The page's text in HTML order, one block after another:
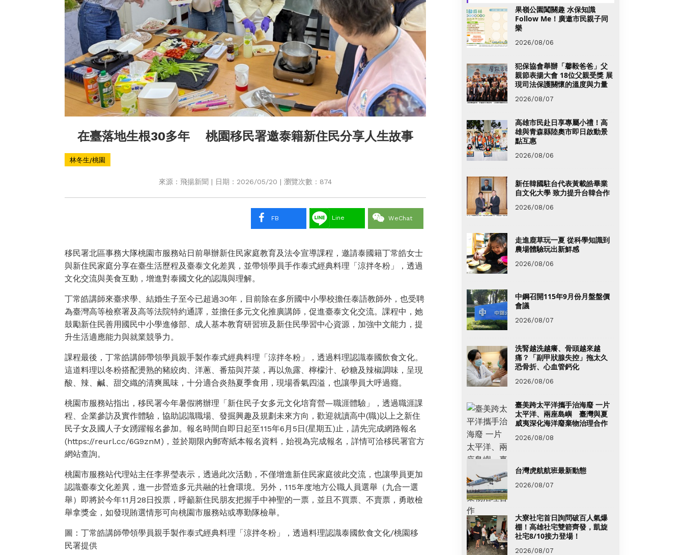
在臺落地生根30多年 桃園移民署邀泰籍新住民分享人生故事
林冬生/桃園
來源：飛揚新聞 | 日期：2026/05/20 | 瀏覽次數：874
FB Line WeChat
移民署北區事務大隊桃園市服務站日前舉辦新住民家庭教育及法令宣導課程，邀請泰國籍丁常皓女士
與新住民家庭分享在臺生活歷程及臺泰文化差異，並帶領學員手作泰式經典料理「涼拌冬粉」，透過
文化交流與美食互動，增進對泰國文化的認識與理解。
丁常皓講師來臺求學、結婚生子至今已超過30年，目前除在多所國中小學校擔任泰語教師外，也受聘
為臺灣高等檢察署及高等法院特約通譯，並擔任多元文化推廣講師，促進臺泰文化交流。課程中，她
鼓勵新住民善用國民中小學進修部、成人基本教育研習班及新住民學習中心資源，加強中文能力，提
升生活適應能力與就業競爭力。
課程最後，丁常皓講師帶領學員親手製作泰式經典料理「涼拌冬粉」，透過料理認識泰國飲食文化。
這道料理以冬粉搭配燙熟的豬絞肉、洋蔥、番茄與芹菜，再以魚露、檸檬汁、砂糖及辣椒調味，呈現
酸、辣、鹹、甜交織的清爽風味，十分適合炎熱夏季食用，現場香氣四溢，也讓學員大呼過癮。
桃園市服務站指出，移民署今年暑假將辦理「新住民子女多元文化培育營—職涯體驗」，透過職涯課
程、企業參訪及實作體驗，協助認識職場、發掘興趣及規劃未來方向，歡迎就讀高中(職)以上之新住
民子女及國人子女踴躍報名參加。報名時間自即日起至115年6月5日(星期五)止，請先完成網路報名
(https://reurl.cc/6G9znM)，並於期限內郵寄紙本報名資料，始視為完成報名，詳情可洽移民署官方
網站查詢。
桃園市服務站代理站主任李界瑩表示，透過此次活動，不僅增進新住民家庭彼此交流，也讓學員更加
認識臺泰文化差異，進一步營造多元共融的社會環境。另外，115年度地方公職人員選舉（九合一選
舉）即將於今年11月28日投票，呼籲新住民朋友把握手中神聖的一票，並且不買票、不賣票，勇敢檢
舉拿獎金，如發現賄選情形可向桃園市服務站或專勤隊檢舉。
圖：丁常皓講師帶領學員親手製作泰式經典料理「涼拌冬粉」，透過料理認識泰國飲食文化/桃園移
民署提供
果嶺公園闖關趣 水保知識
Follow Me！廣邀市民親子同
樂
2026/08/06
犯保協會舉辦「馨毅爸爸」父
親節表揚大會 18位父親受獎 展
現司法保護關懷的溫度與力量
2026/08/07
高雄市民赴日享專屬小禮！高
雄與青森縣陸奧市即日啟動景
點互惠
2026/08/06
新任韓國駐台代表黃載皓畢業
自文化大學 致力提升台韓合作
2026/08/06
走進鹿草玩一夏 從科學知識到
農場體驗玩出新鮮感
2026/08/06
中鋼召開115年9月份月盤盤價
會議
2026/08/07
洗腎越洗越癢、骨頭越來越
痛？「副甲狀腺失控」拖太久
恐骨折、心血管鈣化
2026/08/06
臺美跨太平洋攜手治海廢 一片
太平洋、兩座島嶼 臺灣與夏
威夷深化海洋廢棄物治理合作
2026/08/08
台灣虎航航班最新動態
2026/08/07
大寮社宅首日詢問破百人氣爆
棚！高雄社宅雙箭齊發，凱旋
社宅8/10接力登場！
2026/08/07